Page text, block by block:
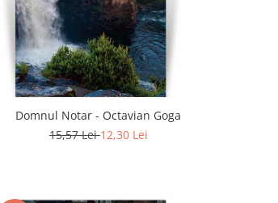
Domnul Notar - Octavian Goga
15,57 Lei12,30 Lei